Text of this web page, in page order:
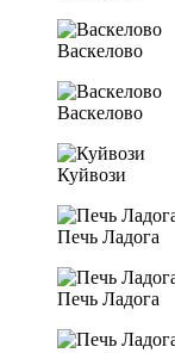
Васкелово
Васкелово
Куйвози
Печь Ладога
Печь Ладога